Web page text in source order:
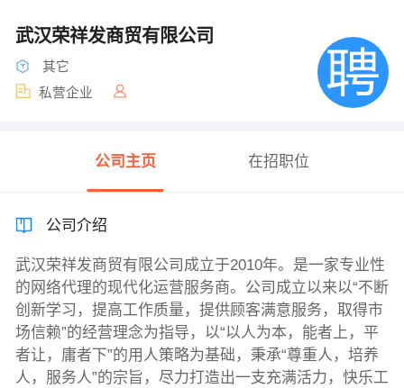
武汉荣祥发商贸有限公司
其它
私营企业
公司主页 在招职位
公司介绍
武汉荣祥发商贸有限公司成立于2010年。是一家专业性
的网络代理的现代化运营服务商。公司成立以来以“不断
创新学习，提高工作质量，提供顾客满意服务，取得市
场信赖”的经营理念为指导，以“以人为本，能者上，平
者让，庸者下”的用人策略为基础，秉承“尊重人，培养
人，服务人”的宗旨，尽力打造出一支充满活力，快乐工